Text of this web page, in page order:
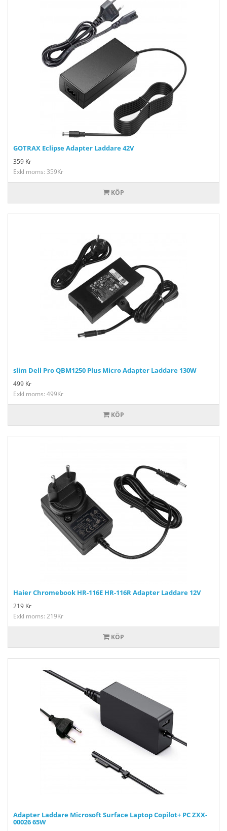
GOTRAX Eclipse Adapter Laddare 42V
359 Kr
Exkl moms: 359Kr
KÖP
slim Dell Pro QBM1250 Plus Micro Adapter Laddare 130W
499 Kr
Exkl moms: 499Kr
KÖP
Haier Chromebook HR-116E HR-116R Adapter Laddare 12V
219 Kr
Exkl moms: 219Kr
KÖP
Adapter Laddare Microsoft Surface Laptop Copilot+ PC ZXX-
00026 65W